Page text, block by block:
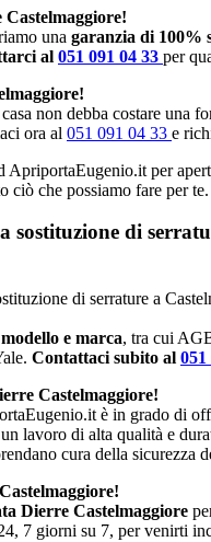
una garanzia di 100%
al 051 091 04 33 per
non debba costare
ora al 051 091 04 33 e
ApriportaEugenio.it per
ciò che possiamo fare per
di
di serrature a
e marca, tra cui
Contattaci subito al 051
Castelmaggiore!
è in grado di
lavoro di alta qualità e
cura della sicurezza
Dierre Castelmaggiore
7 giorni su 7, per venirti